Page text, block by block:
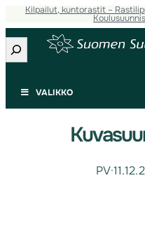
Kilpailut, kuntorastit –
Etsi
VALIKKO
PV·